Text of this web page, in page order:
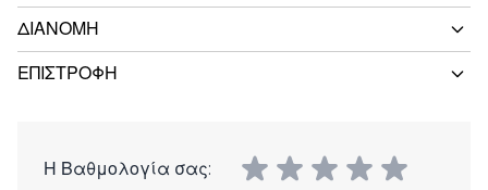
ΔΙΑΝΟΜΉ
ΕΠΙΣΤΡΟΦΉ
Η Βαθμολογία σας: